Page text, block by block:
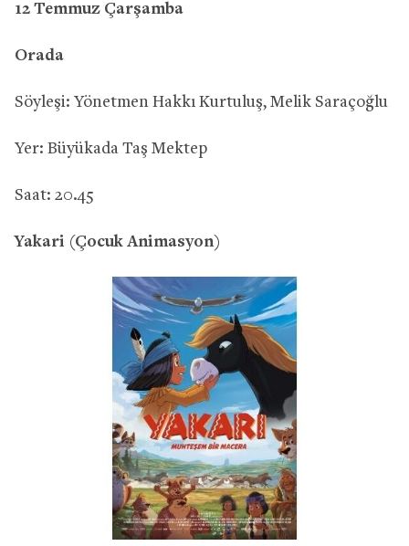
12 Temmuz Çarşamba
Orada
Söyleşi: Yönetmen Hakkı Kurtuluş, Melik Saraçoğlu
Yer: Büyükada Taş Mektep
Saat: 20.45
Yakari (Çocuk Animasyon)